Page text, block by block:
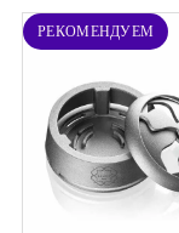
РЕКОМЕНДУЕМ